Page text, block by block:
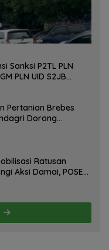
Sanksi P2TL PLN
PLN UID S2JB
Pertanian Brebes
Dorong
Ratusan
Aksi Damai, POSE